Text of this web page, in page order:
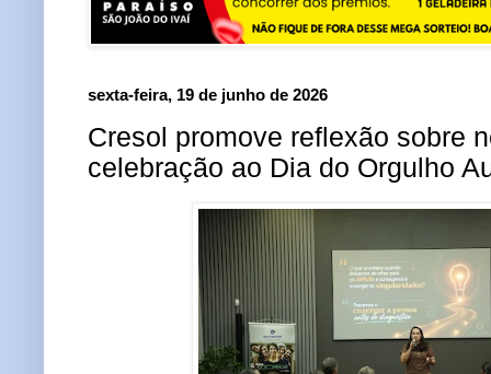
sexta-feira, 19 de junho de 2026
Cresol promove reflexão sobre
celebração ao Dia do Orgulho